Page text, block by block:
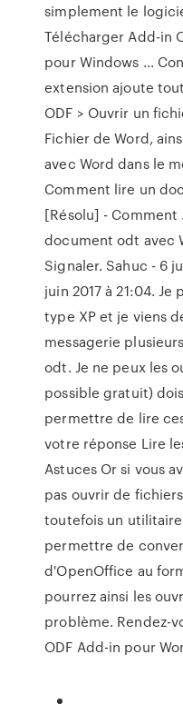
simplement le
Télécharger Add-in
pour Windows ...
extension ajoute
ODF > Ouvrir un
Fichier de Word,
avec Word dans le
Comment lire un
[Résolu] -
document odt avec
Signaler. Sahuc - 6
juin 2017 à 21:04.
type XP et je viens
messagerie
odt. Je ne peux les
possible gratuit)
permettre de lire
votre réponse Lire
Astuces Or si vous
pas ouvrir de
toutefois un
permettre de
d'OpenOffice au
pourrez ainsi les
problème. Rendez-
ODF Add-in pour